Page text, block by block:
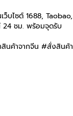
ว็บไซต์ 1688, Taobao,
24 ชม. พร้อมจุดรับ
นค้าจากจีน #สั่งสินค้า